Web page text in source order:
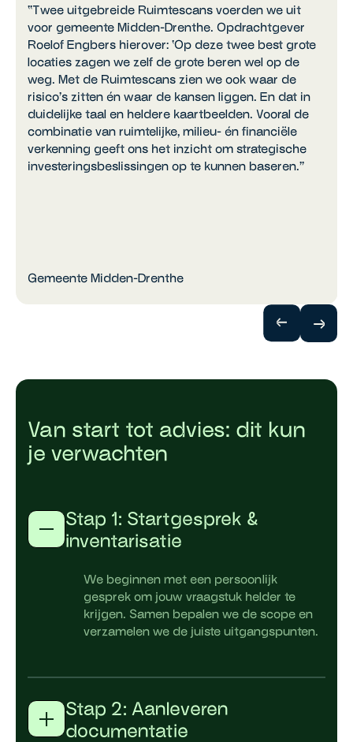
“Twee uitgebreide Ruimtescans voerden we uit
voor gemeente Midden-Drenthe. Opdrachtgever
Roelof Engbers hierover: ‘Op deze twee best grote
locaties zagen we zelf de grote beren wel op de
weg. Met de Ruimtescans zien we ook waar de
risico’s zitten én waar de kansen liggen. En dat in
duidelijke taal en heldere kaartbeelden. Vooral de
combinatie van ruimtelijke, milieu- én financiële
verkenning geeft ons het inzicht om strategische
investeringsbeslissingen op te kunnen baseren.”
Gemeente Midden-Drenthe
Van start tot advies: dit kun
je verwachten
Stap 1: Startgesprek &
inventarisatie
We beginnen met een persoonlijk
gesprek om jouw vraagstuk helder te
krijgen. Samen bepalen we de scope en
verzamelen we de juiste uitgangspunten.
Stap 2: Aanleveren
documentatie